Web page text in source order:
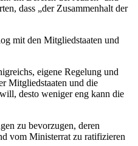
dass „der Zusammenhalt der
mit den Mitgliedstaaten und
eigene Regelung und
Mitgliedstaaten und die
desto weniger eng kann die
zu bevorzugen, deren
vom Ministerrat zu ratifizieren